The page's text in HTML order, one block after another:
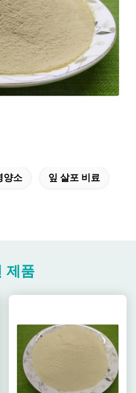
양소 잎 살포 비료
제품